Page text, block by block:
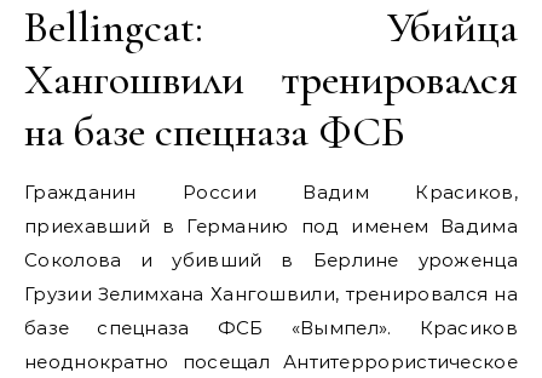
Bellingcat: Убийца
Хангошвили тренировался
на базе спецназа ФСБ
Гражданин России Вадим Красиков,
приехавший в Германию под именем Вадима
Соколова и убивший в Берлине уроженца
Грузии Зелимхана Хангошвили, тренировался на
базе спецназа ФСБ «Вымпел». Красиков
неоднократно посещал Антитеррористическое